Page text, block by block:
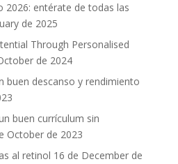
2026: entérate de todas las
de 2025
Through Personalised
de 2024
buen descanso y rendimiento
buen currículum sin
October de 2023
al retinol 16 de December de